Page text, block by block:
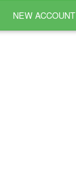
NEW ACCOUNT